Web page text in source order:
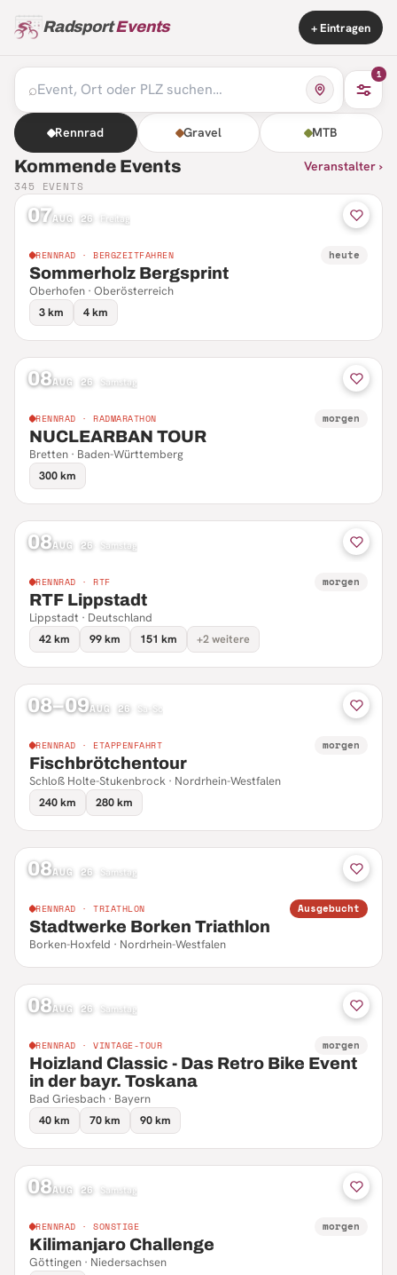
RadsportEvents + Eintragen
⌕
1
Rennrad Gravel MTB
Kommende Events Veranstalter ›
345 EVENTS
07AUG 26 Freitag
RENNRAD · BERGZEITFAHREN heute
Sommerholz Bergsprint
Oberhofen · Oberösterreich
3 km
4 km
08AUG 26 Samstag
RENNRAD · RADMARATHON morgen
NUCLEARBAN TOUR
Bretten · Baden-Württemberg
300 km
08AUG 26 Samstag
RENNRAD · RTF morgen
RTF Lippstadt
Lippstadt · Deutschland
42 km
99 km 151 km +2 weitere
08–09AUG 26 Sa–So
RENNRAD · ETAPPENFAHRT morgen
Fischbrötchentour
Schloß Holte-Stukenbrock · Nordrhein-Westfalen
240 km
280 km
08AUG 26 Samstag
RENNRAD · TRIATHLON Ausgebucht
Stadtwerke Borken Triathlon
Borken-Hoxfeld · Nordrhein-Westfalen
08AUG 26 Samstag
RENNRAD · VINTAGE-TOUR morgen
Hoizland Classic - Das Retro Bike Event
in der bayr. Toskana
Bad Griesbach · Bayern
40 km
70 km 90 km
08AUG 26 Samstag
RENNRAD · SONSTIGE morgen
Kilimanjaro Challenge
Göttingen · Niedersachsen